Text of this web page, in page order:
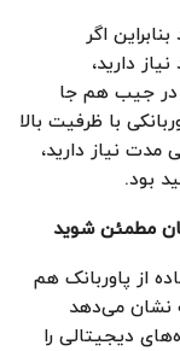
اگر
دارید،
در جیب هم جا
با ظرفیت بالا
مدت نیاز دارید،
بود.
مطمئن شوید
از پاوربانک هم
نشان می‌دهد
دیجیتالی را